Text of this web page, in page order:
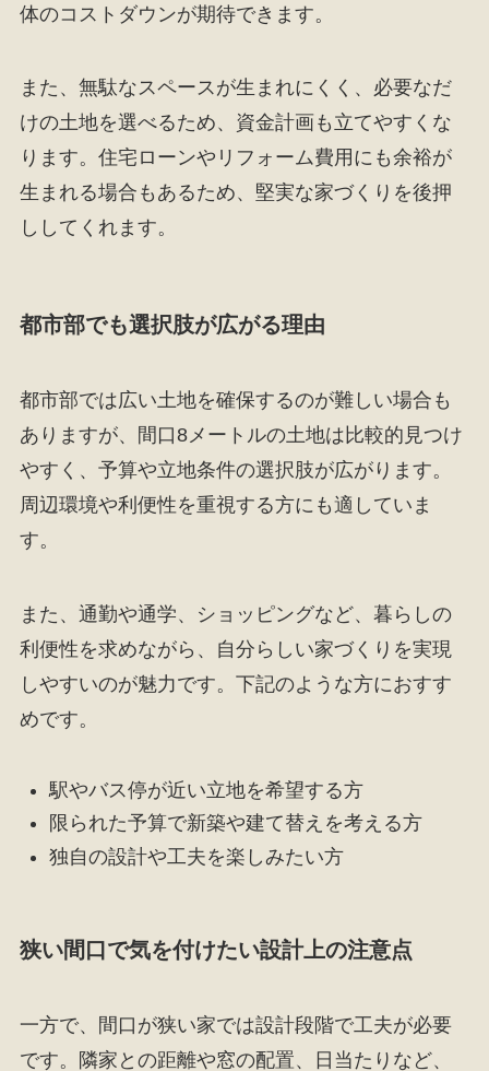
体のコストダウンが期待できます。
また、無駄なスペースが生まれにくく、必要なだ
けの土地を選べるため、資金計画も立てやすくな
ります。住宅ローンやリフォーム費用にも余裕が
生まれる場合もあるため、堅実な家づくりを後押
ししてくれます。
都市部でも選択肢が広がる理由
都市部では広い土地を確保するのが難しい場合も
ありますが、間口8メートルの土地は比較的見つけ
やすく、予算や立地条件の選択肢が広がります。
周辺環境や利便性を重視する方にも適していま
す。
また、通勤や通学、ショッピングなど、暮らしの
利便性を求めながら、自分らしい家づくりを実現
しやすいのが魅力です。下記のような方におすす
めです。
駅やバス停が近い立地を希望する方
限られた予算で新築や建て替えを考える方
独自の設計や工夫を楽しみたい方
狭い間口で気を付けたい設計上の注意点
一方で、間口が狭い家では設計段階で工夫が必要
です。隣家との距離や窓の配置、日当たりなど、